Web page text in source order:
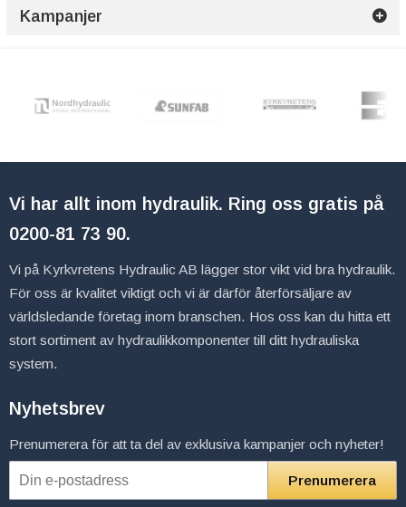
Kampanjer
Vi har allt inom hydraulik. Ring oss gratis på
0200-81 73 90.
Vi på Kyrkvretens Hydraulic AB lägger stor vikt vid bra hydraulik.
För oss är kvalitet viktigt och vi är därför återförsäljare av
världsledande företag inom branschen. Hos oss kan du hitta ett
stort sortiment av hydraulikkomponenter till ditt hydrauliska
system.
Nyhetsbrev
Prenumerera för att ta del av exklusiva kampanjer och nyheter!
Prenumerera